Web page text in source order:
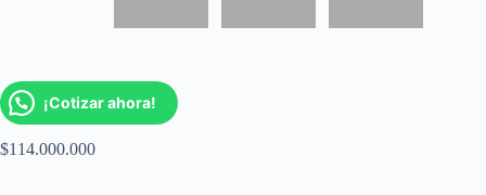
¡Cotizar ahora!
$114.000.000